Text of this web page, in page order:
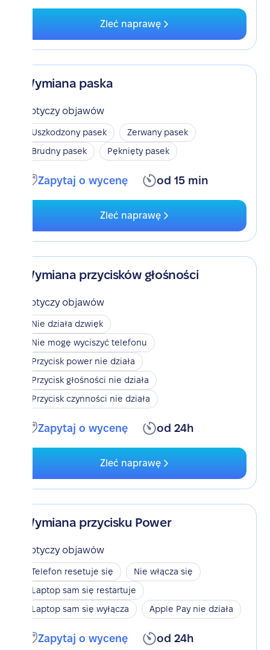
Zleć naprawę
Wymiana paska
Dotyczy objawów
Uszkodzony pasek
Zerwany pasek
Brudny pasek
Pęknięty pasek
Zapytaj o wycenę od 15 min
Zleć naprawę
Wymiana przycisków głośności
Dotyczy objawów
Nie działa dzwięk
Nie mogę wyciszyć telefonu
Przycisk power nie działa
Przycisk głośności nie działa
Przycisk czynności nie działa
Zapytaj o wycenę od 24h
Zleć naprawę
Wymiana przycisku Power
Dotyczy objawów
Telefon resetuje się
Nie włącza się
Laptop sam się restartuje
Laptop sam się wyłącza
Apple Pay nie działa
Zapytaj o wycenę od 24h